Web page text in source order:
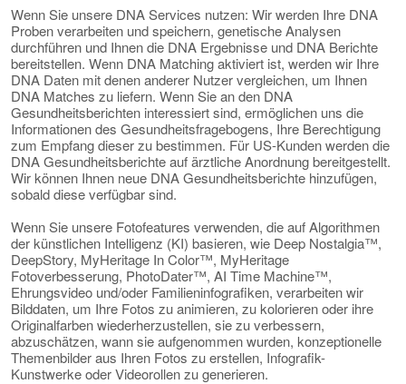
Wenn Sie unsere DNA Services nutzen: Wir werden Ihre DNA
Proben verarbeiten und speichern, genetische Analysen
durchführen und Ihnen die DNA Ergebnisse und DNA Berichte
bereitstellen. Wenn DNA Matching aktiviert ist, werden wir Ihre
DNA Daten mit denen anderer Nutzer vergleichen, um Ihnen
DNA Matches zu liefern. Wenn Sie an den DNA
Gesundheitsberichten interessiert sind, ermöglichen uns die
Informationen des Gesundheitsfragebogens, Ihre Berechtigung
zum Empfang dieser zu bestimmen. Für US-Kunden werden die
DNA Gesundheitsberichte auf ärztliche Anordnung bereitgestellt.
Wir können Ihnen neue DNA Gesundheitsberichte hinzufügen,
sobald diese verfügbar sind.
Wenn Sie unsere Fotofeatures verwenden, die auf Algorithmen
der künstlichen Intelligenz (KI) basieren, wie Deep Nostalgia™,
DeepStory, MyHeritage In Color™, MyHeritage
Fotoverbesserung, PhotoDater™, AI Time Machine™,
Ehrungsvideo und/oder Familieninfografiken, verarbeiten wir
Bilddaten, um Ihre Fotos zu animieren, zu kolorieren oder ihre
Originalfarben wiederherzustellen, sie zu verbessern,
abzuschätzen, wann sie aufgenommen wurden, konzeptionelle
Themenbilder aus Ihren Fotos zu erstellen, Infografik-
Kunstwerke oder Videorollen zu generieren.